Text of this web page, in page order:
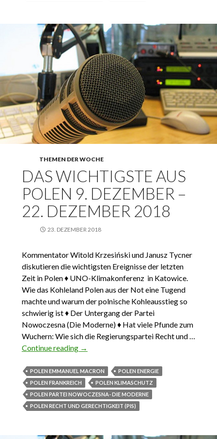
THEMEN DER WOCHE
DAS WICHTIGSTE AUS
POLEN 9. DEZEMBER –
22. DEZEMBER 2018
23. DEZEMBER 2018
Kommentator Witold Krzesiński und Janusz Tycner
diskutieren die wichtigsten Ereignisse der letzten
Zeit in Polen ♦ UNO-Klimakonferenz in Katowice.
Wie das Kohleland Polen aus der Not eine Tugend
machte und warum der polnische Kohleausstieg so
schwierig ist ♦ Der Untergang der Partei
Nowoczesna (Die Moderne) ♦ Hat viele Pfunde zum
Wuchern: Wie sich die Regierungspartei Recht und …
Continue reading Das Wichtigste aus Polen 9. Dezember –
→
POLEN EMMANUEL MACRON
POLEN ENERGIE
POLEN FRANKREICH
POLEN KLIMASCHUTZ
POLEN PARTEI NOWOCZESNA- DIE MODERNE
POLEN RECHT UND GERECHTIGKEIT (PIS)